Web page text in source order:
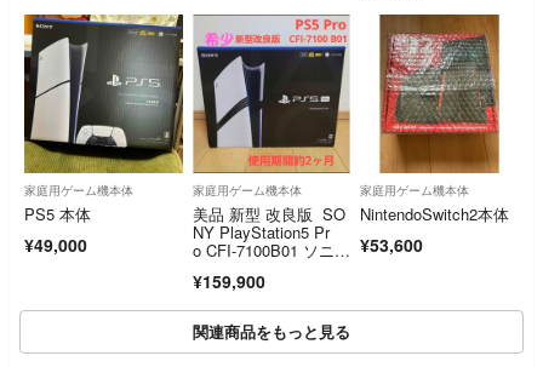
家庭用ゲーム機本体
PS5 本体
¥49,000
家庭用ゲーム機本体
美品 新型 改良版 SO
NY PlayStation5 Pr
o CFI-7100B01 ソニ
ン5プロ
¥159,900
家庭用ゲーム機本体
NintendoSwitch2本体
¥53,600
関連商品をもっと見る